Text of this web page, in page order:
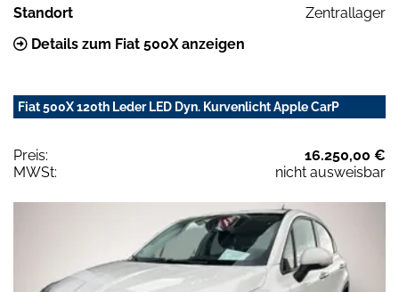
Standort
Zentrallager
Details zum Fiat 500X anzeigen
Fiat 500X 120th Leder LED Dyn. Kurvenlicht Apple CarP
Preis:
16.250,00 €
MWSt:
nicht ausweisbar